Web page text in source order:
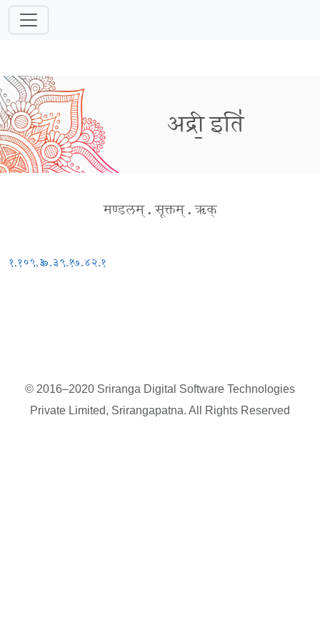
अद्री॒ इति॑
मण्डलम् . सूक्तम् . ऋक्
१.१०९.३७.३९.१७.४२.१
© 2016–2020 Sriranga Digital Software Technologies
Private Limited, Srirangapatna. All Rights Reserved